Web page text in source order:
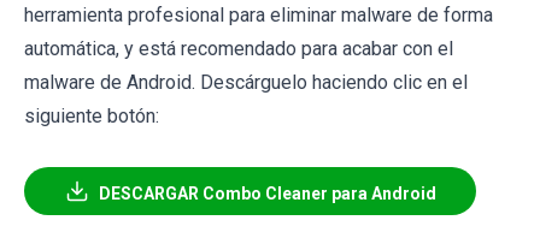
herramienta profesional para eliminar malware de forma
automática, y está recomendado para acabar con el
malware de Android. Descárguelo haciendo clic en el
siguiente botón:
DESCARGAR Combo Cleaner para Android